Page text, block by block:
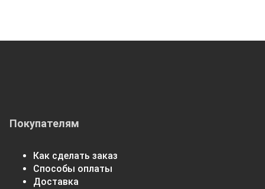
Покупателям
Как сделать заказ
Способы оплаты
Доставка